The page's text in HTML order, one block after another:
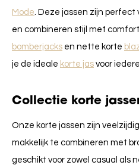
Mode . Deze jassen zijn
en combineren stijl met
bomberjacks en nette korte
je de ideale korte jas voor
Collectie korte
Onze korte jassen zijn
makkelijk te combineren met
geschikt voor zowel casual als